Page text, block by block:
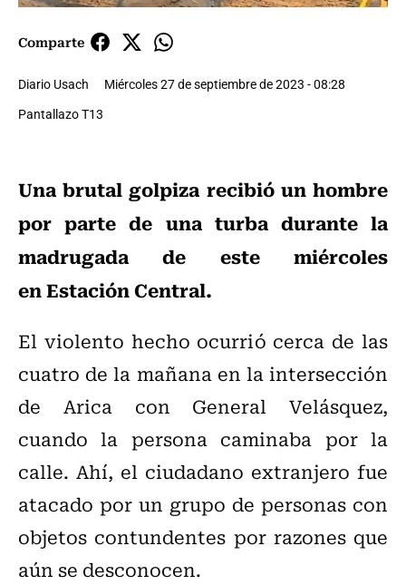
Comparte
Diario Usach
Miércoles 27 de septiembre de 2023 - 08:28
Pantallazo T13
Una brutal golpiza recibió un hombre
por parte de una turba durante la
madrugada de este miércoles
en Estación Central.
El violento hecho ocurrió cerca de las
cuatro de la mañana en la intersección
de Arica con General Velásquez,
cuando la persona caminaba por la
calle. Ahí, el ciudadano extranjero fue
atacado por un grupo de personas con
objetos contundentes por razones que
aún se desconocen.